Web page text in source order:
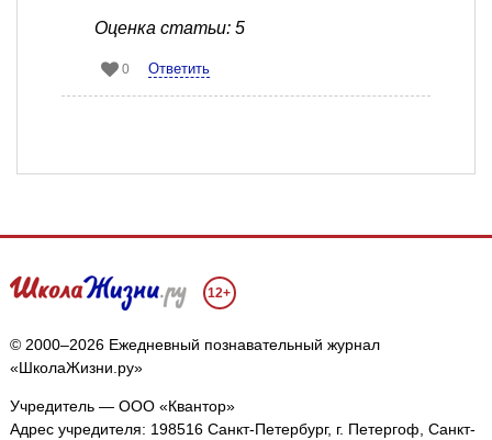
Оценка статьи: 5
0 Ответить
12+
© 2000–2026 Ежедневный познавательный журнал
«ШколаЖизни.ру»
Учредитель — ООО «Квантор»
Адрес учредителя: 198516 Санкт-Петербург, г. Петергоф, Санкт-